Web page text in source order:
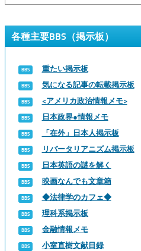
各種主要BBS（掲示板）
重たい掲示板
気になる記事の転載掲示板
<アメリカ政治情報メモ>
日本政界●情報メモ
「在外」日本人掲示板
リバータリアニズム掲示板
日本英語の謎を解く
映画なんでも文章箱
◆法律学のカフェ◆
理科系掲示板
金融情報メモ
小室直樹文献目録